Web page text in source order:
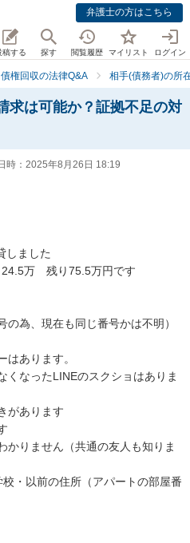
弁護士の方はこちら
稿する 探す 閲覧履歴 マイリスト ログイン
債権回収の法律Q&A 相手(債務者)の所
求は可能か？証拠不足の対
時： 2025年8月26日 18:19
しました
万　残り75.5万円です
の為、現在も同じ番号かは不明）
はあります。
くなったLINEのスクショはありま
があります
かりません（共通の友人も知りま
・以前の住所（アパートの部屋番